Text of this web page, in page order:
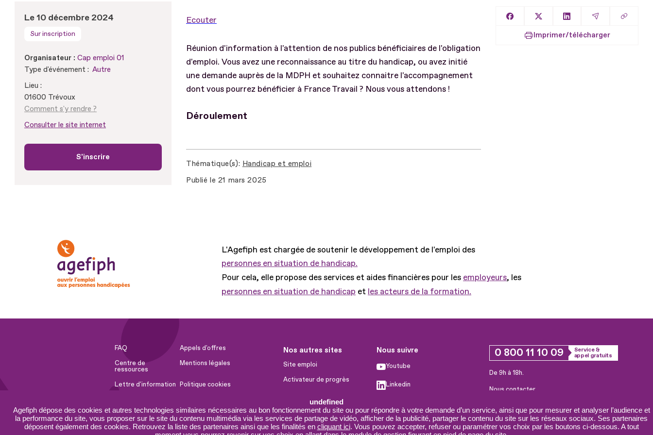
undefined
Agefiph dépose des cookies et autres technologies similaires nécessaires au bon fonctionnement du site ou pour répondre à votre demande d’un service, ainsi que pour mesurer et analyser l’audience et
la performance du site, vous proposer sur le site du contenu multimédia via les services de partage de vidéo, afficher de la publicité, partager le contenu du site sur les réseaux sociaux. Ses partenaires
déposent également des cookies. Retrouvez la liste des partenaires ainsi que les finalités en cliquant ici. Vous pouvez accepter, refuser ou paramétrer vos choix par les boutons ci-dessous. A tout
Le 10 décembre 2024
Sur inscription
Organisateur : Cap emploi 01
Type d'événement : Autre
Lieu :
01600 Trévoux
Comment s'y rendre ?
Consulter le site internet
S'inscrire
Ecouter
Réunion d'information à l'attention de nos publics bénéficiaires de l'obligation
d'emploi. Vous avez une reconnaissance au titre du handicap, ou avez initié
une demande auprès de la MDPH et souhaitez connaitre l'accompagnement
dont vous pourrez bénéficier à France Travail ? Nous vous attendons !
Déroulement
Thématique(s) Handicap et emploi
Publié le 21 mars 2025
Partager sur Facebook
Partager sur XPartager sur LinkedIn
Partager par
Copier
Imprimer/télécharger
L'Agefiph est chargée de soutenir le développement de l'emploi des
personnes en situation de handicap.
Pour cela, elle propose des services et aides financières pour les employeurs, les
personnes en situation de handicap et les acteurs de la formation.
FAQ
Appels d'offres
Centre de
ressources
Mentions légales
Lettre d'information Politique cookies
Accessibilité :
partiellement
conforme
Plan du site
Nos autres sites
Site emploi
Activateur de progrès
Innovation et recherche
Université du RRH
Nous suivre
Youtube
Linkedin
X
0 800 11 10 09
Service &
appel gratuits
De 9h à 18h.
Nous contacter